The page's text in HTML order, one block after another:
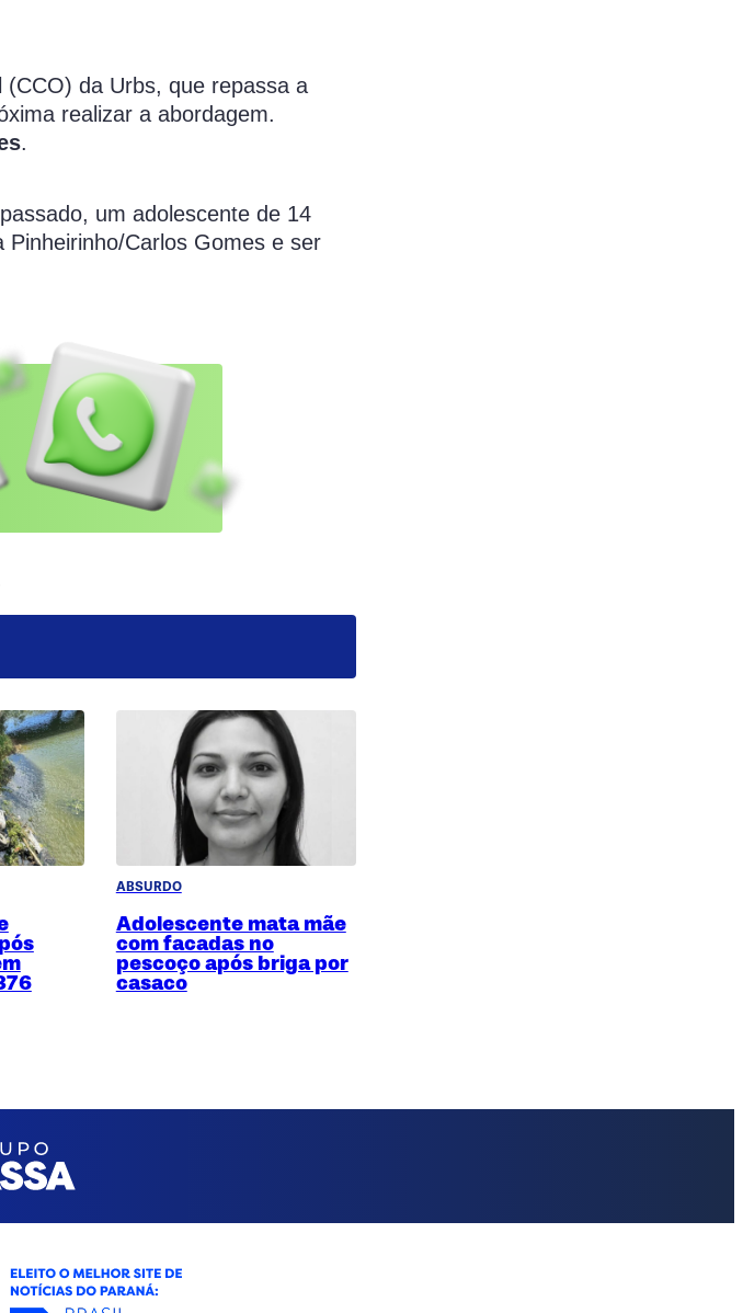
da Urbs, que repassa a
realizar a abordagem.
.
um adolescente de 14
Pinheirinho/Carlos Gomes e ser
ABSURDO
Adolescente mata mãe
com facadas no
pescoço após briga por
casaco